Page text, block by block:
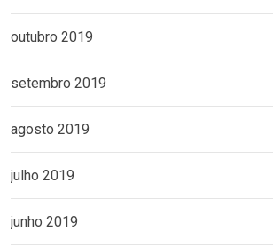
outubro 2019
setembro 2019
agosto 2019
julho 2019
junho 2019